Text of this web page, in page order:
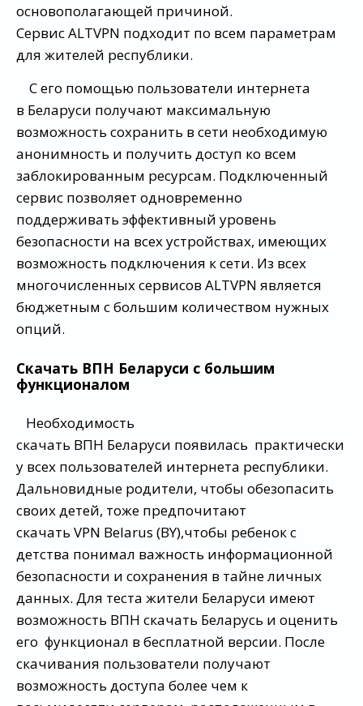
основополагающей причиной.
Сервис ALTVPN подходит по всем параметрам
для жителей республики.
С его помощью пользователи интернета
в Беларуси получают максимальную
возможность сохранить в сети необходимую
анонимность и получить доступ ко всем
заблокированным ресурсам. Подключенный
сервис позволяет одновременно
поддерживать эффективный уровень
безопасности на всех устройствах, имеющих
возможность подключения к сети. Из всех
многочисленных сервисов ALTVPN является
бюджетным с большим количеством нужных
опций.
Скачать ВПН Беларуси с большим
функционалом
Необходимость
скачать ВПН Беларуси появилась практически
у всех пользователей интернета республики.
Дальновидные родители, чтобы обезопасить
своих детей, тоже предпочитают
скачать VPN Belarus (BY),чтобы ребенок с
детства понимал важность информационной
безопасности и сохранения в тайне личных
данных. Для теста жители Беларуси имеют
возможность ВПН скачать Беларусь и оценить
его функционал в бесплатной версии. После
скачивания пользователи получают
возможность доступа более чем к